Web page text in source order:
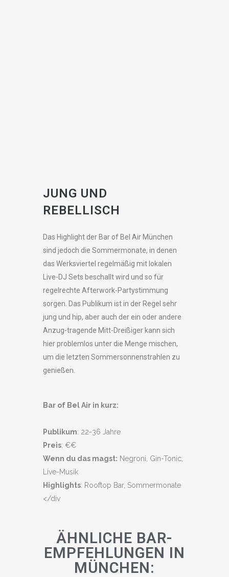
JUNG UND
REBELLISCH
Das Highlight der Bar of Bel Air München
sind jedoch die Sommermonate, in denen
das Werksviertel regelmäßig mit lokalen
Live-DJ Sets beschallt wird und so für
regelrechte Afterwork-Partystimmung
sorgen. Das Publikum ist in der Regel sehr
jung und hip, aber auch der ein oder andere
Anzug-tragende Mitt-Dreißiger kann sich
hier problemlos unter die Menge mischen,
um die letzten Sommersonnenstrahlen zu
genießen.
Bar of Bel Air in kurz:
Publikum: 22-36 Jahre
Preis: €€
Wenn du das magst: Negroni, Gin-Tonic,
Live-Musik
Highlights: Rooftop Bar, Sommermonate
</div
ÄHNLICHE BAR-
EMPFEHLUNGEN IN
MÜNCHEN: